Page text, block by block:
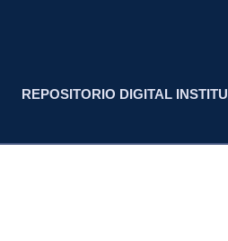
REPOSITORIO DIGITAL